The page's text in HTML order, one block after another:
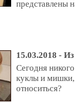
представлены
15.03.2018 -
Сегодня
куклы и
относиться?